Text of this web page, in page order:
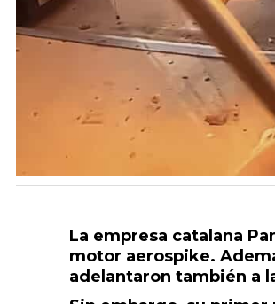
La empresa catalana
motor aerospike.
adelantaron también a